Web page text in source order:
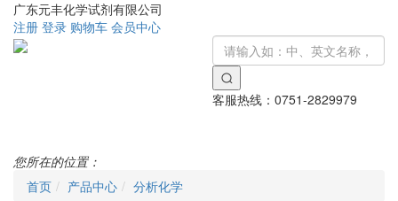
广东元丰化学试剂有限公司
注册 登录 购物车 会员中心
客服热线： 0751-2829979
您所在的位置：
首页
产品中心 分析化学